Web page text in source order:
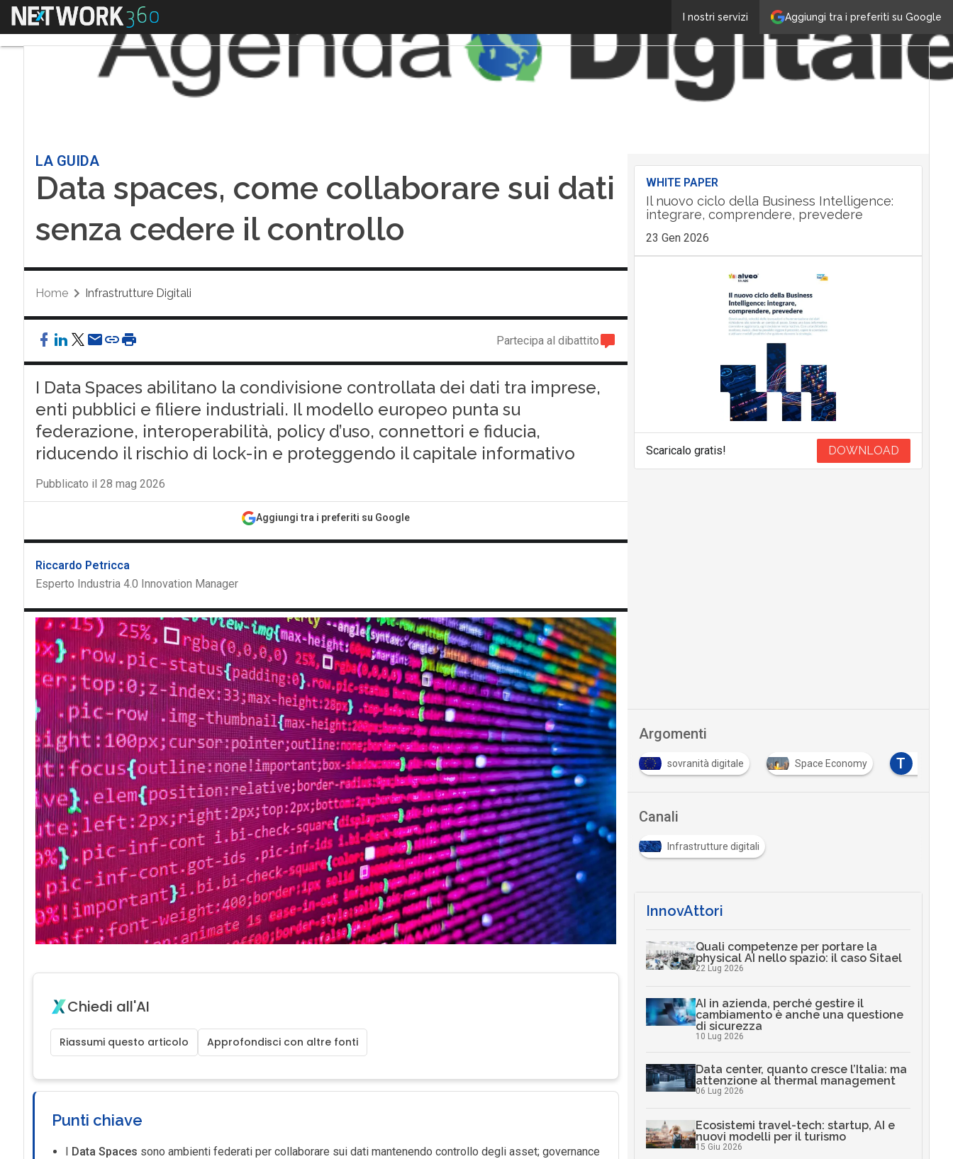
Aggiungi tra i preferiti su Google
I nostri servizi
Menu
LA GUIDA
Data spaces, come collaborare sui dati
senza cedere il controllo
Home Infrastrutture Digitali
Partecipa al dibattito
I Data Spaces abilitano la condivisione controllata dei dati tra imprese,
enti pubblici e filiere industriali. Il modello europeo punta su
federazione, interoperabilità, policy d’uso, connettori e fiducia,
riducendo il rischio di lock-in e proteggendo il capitale informativo
Pubblicato il 28 mag 2026
Aggiungi tra i preferiti su Google
Riccardo Petricca
Esperto Industria 4.0 Innovation Manager
Chiedi all'AI
Riassumi questo articolo Approfondisci con altre fonti
Punti chiave
I Data Spaces sono ambienti federati per collaborare sui dati mantenendo controllo degli asset; governance
WHITE PAPER
Il nuovo ciclo della Business Intelligence:
integrare, comprendere, prevedere
23 Gen 2026
Scaricalo gratis! DOWNLOAD
Argomenti
cloud C cloud sovrano Intelligenza Artificiale sovranità digitale Space Economy T
Canali
Infrastrutture digitali
InnovAttori
Quali competenze per portare la
physical AI nello spazio: il caso Sitael
22 Lug 2026
AI in azienda, perché gestire il
cambiamento è anche una questione
di sicurezza
10 Lug 2026
Data center, quanto cresce l’Italia: ma
attenzione al thermal management
06 Lug 2026
Ecosistemi travel-tech: startup, AI e
nuovi modelli per il turismo
15 Giu 2026